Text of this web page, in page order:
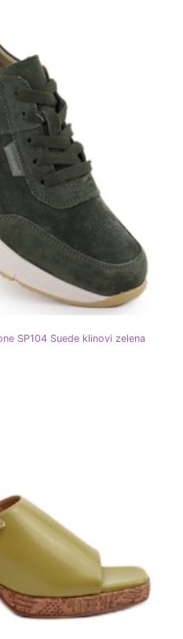
SP104 Suede klinovi zelena